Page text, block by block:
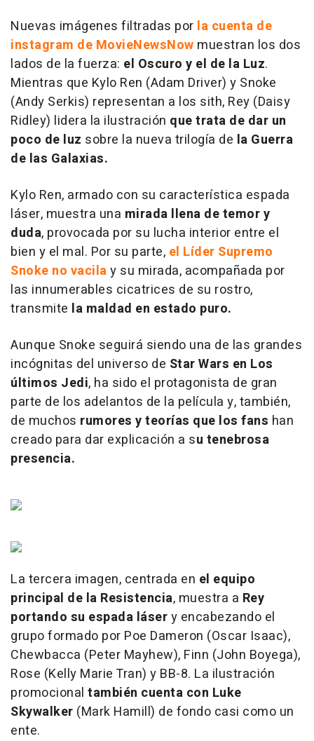
Nuevas imágenes filtradas por la cuenta de
instagram de MovieNewsNow muestran los dos
lados de la fuerza: el Oscuro y el de la Luz.
Mientras que Kylo Ren (Adam Driver) y Snoke
(Andy Serkis) representan a los sith, Rey (Daisy
Ridley) lidera la ilustración que trata de dar un
poco de luz sobre la nueva trilogía de la Guerra
de las Galaxias.
Kylo Ren, armado con su característica espada
láser, muestra una mirada llena de temor y
duda, provocada por su lucha interior entre el
bien y el mal. Por su parte, el Líder Supremo
Snoke no vacilay su mirada, acompañada por
las innumerables cicatrices de su rostro,
transmite la maldad en estado puro.
Aunque Snoke seguirá siendo una de las grandes
incógnitas del universo de Star Wars en Los
últimos Jedi, ha sido el protagonista de gran
parte de los adelantos de la película y, también,
de muchos rumores y teorías que los fans han
creado para dar explicación a su tenebrosa
presencia.
La tercera imagen, centrada en el equipo
principal de la Resistencia, muestra a Rey
portando su espada lásery encabezando el
grupo formado por Poe Dameron (Oscar Isaac),
Chewbacca (Peter Mayhew), Finn (John Boyega),
Rose (Kelly Marie Tran) y BB-8. La ilustración
promocional también cuenta con Luke
Skywalker (Mark Hamill) de fondo casi como un
ente.